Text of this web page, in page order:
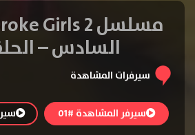
السادس –
سيرفرات المشاهدة
سيرفر المشاهدة #01